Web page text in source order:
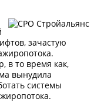
зачастую
в то время как,
вынудила
системы